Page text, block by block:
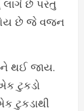
છે પરંતુ
છે જે વજન
થઈ જાય.
ટુકડો
ટુકડાથી